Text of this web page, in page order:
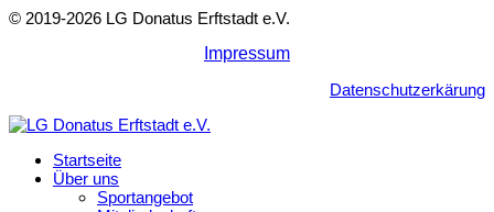
© 2019-2026 LG Donatus Erftstadt e.V.
Impressum
Datenschutzerkärung
Startseite
Über uns
Sportangebot